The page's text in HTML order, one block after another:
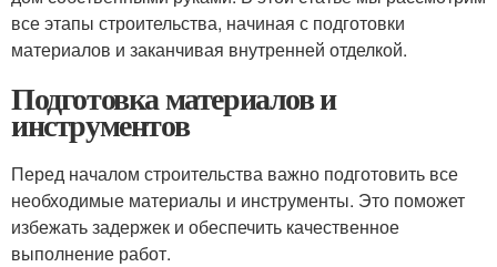
все этапы строительства, начиная с подготовки
материалов и заканчивая внутренней отделкой.
Подготовка материалов и
инструментов
Перед началом строительства важно подготовить все
необходимые материалы и инструменты. Это поможет
избежать задержек и обеспечить качественное
выполнение работ.